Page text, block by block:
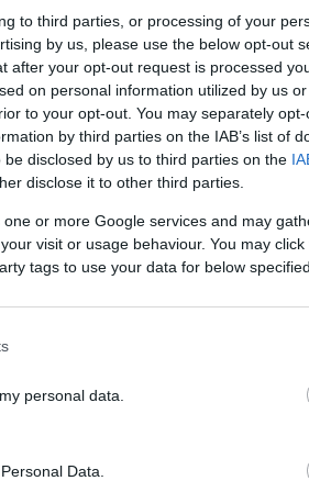
to third parties, or processing of your
by us, please use the below opt-out
after your opt-out request is processed
on personal information utilized by us
to your opt-out. You may separately
by third parties on the IAB’s list of
disclosed by us to third parties on the
disclose it to other third parties.
or more Google services and may
visit or usage behaviour. You may
tags to use your data for below
personal data.
Data.
αποκατέστησε τη διαφορά των
πράξεις του δράματος